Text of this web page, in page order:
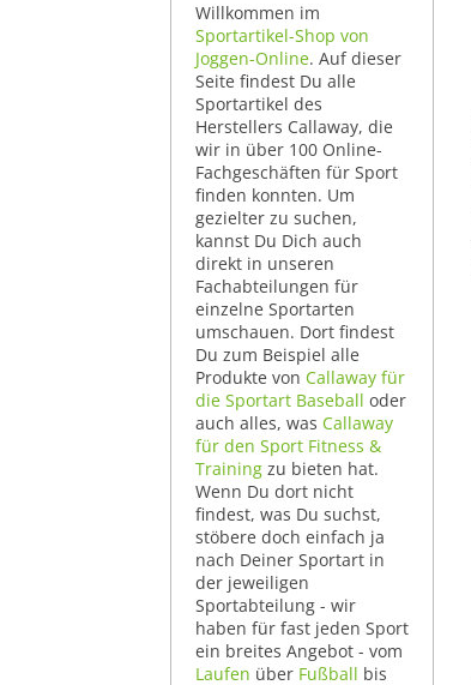
Willkommen im
Sportartikel-Shop von
Joggen-Online. Auf dieser
Seite findest Du alle
Sportartikel des
Herstellers Callaway, die
wir in über 100 Online-
Fachgeschäften für Sport
finden konnten. Um
gezielter zu suchen,
kannst Du Dich auch
direkt in unseren
Fachabteilungen für
einzelne Sportarten
umschauen. Dort findest
Du zum Beispiel alle
Produkte von Callaway für
die Sportart Baseball oder
auch alles, was Callaway
für den Sport Fitness &
Training zu bieten hat.
Wenn Du dort nicht
findest, was Du suchst,
stöbere doch einfach ja
nach Deiner Sportart in
der jeweiligen
Sportabteilung - wir
haben für fast jeden Sport
ein breites Angebot - vom
Laufen über Fußball bis